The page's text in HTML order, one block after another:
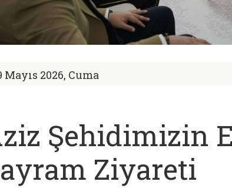
Mayıs 2026, Cuma
Şehidimizin
Ziyareti